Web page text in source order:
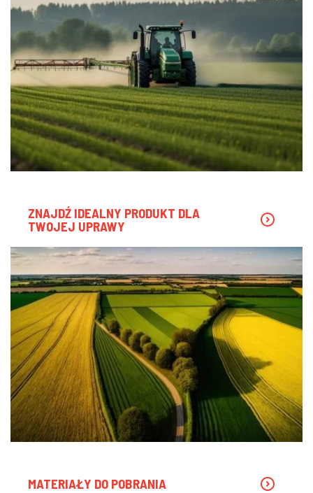
ZNAJDŹ IDEALNY PRODUKT DLA
TWOJEJ UPRAWY
MATERIAŁY DO POBRANIA